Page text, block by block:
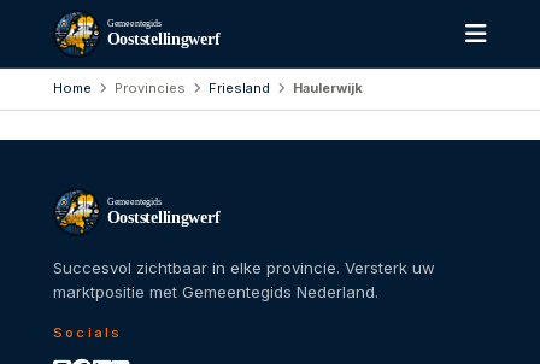
Gemeentegids
Ooststellingwerf
Home Provincies Friesland Haulerwijk
Gemeentegids
Ooststellingwerf
Succesvol zichtbaar in elke provincie. Versterk uw
marktpositie met Gemeentegids Nederland.
Socials